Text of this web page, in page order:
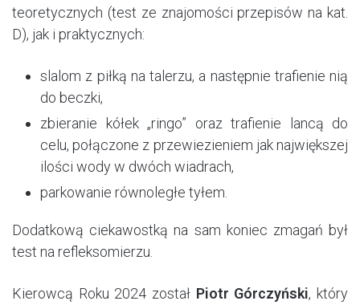
teoretycznych (test ze znajomości przepisów na kat.
D), jak i praktycznych:
slalom z piłką na talerzu, a następnie trafienie nią
do beczki,
zbieranie kółek „ringo” oraz trafienie lancą do
celu, połączone z przewiezieniem jak największej
ilości wody w dwóch wiadrach,
parkowanie równoległe tyłem.
Dodatkową ciekawostką na sam koniec zmagań był
test na refleksomierzu.
Kierowcą Roku 2024 został Piotr Górczyński, który